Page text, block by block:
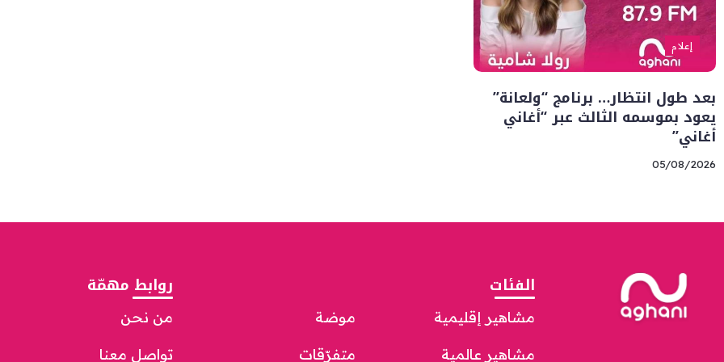
إعلام
بعد طول انتظار… برنامج “ولعانة”
يعود بموسمه الثالث عبر “أغاني
أغاني”
05/08/2026
الفئات
مشاهير إقليمية
مشاهير عالمية
موضة
متفرّقات
روابط مهمّة
من نحن
تواصل معنا